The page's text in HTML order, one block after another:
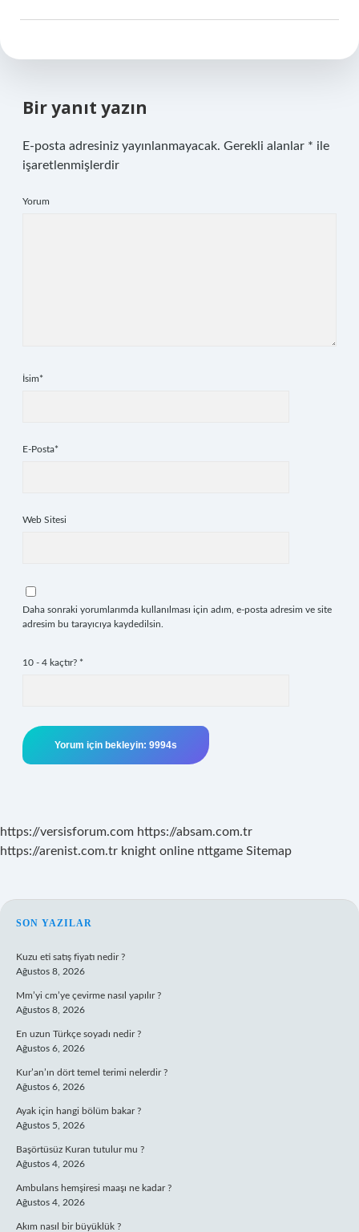
Bir yanıt yazın
E-posta adresiniz yayınlanmayacak. Gerekli alanlar * ile
işaretlenmişlerdir
Yorum
İsim*
E-Posta*
Web Sitesi
Daha sonraki yorumlarımda kullanılması için adım, e-posta adresim ve site
adresim bu tarayıcıya kaydedilsin.
10 - 4 kaçtır? *
https://versisforum.com https://absam.com.tr
https://arenist.com.tr knight online nttgame Sitemap
SIDEBAR
SON YAZILAR
Kuzu eti satış fiyatı nedir ?
Ağustos 8, 2026
Mm’yi cm’ye çevirme nasıl yapılır ?
Ağustos 8, 2026
En uzun Türkçe soyadı nedir ?
Ağustos 6, 2026
Kur’an’ın dört temel terimi nelerdir ?
Ağustos 6, 2026
Ayak için hangi bölüm bakar ?
Ağustos 5, 2026
Başörtüsüz Kuran tutulur mu ?
Ağustos 4, 2026
Ambulans hemşiresi maaşı ne kadar ?
Ağustos 4, 2026
Akım nasıl bir büyüklük ?